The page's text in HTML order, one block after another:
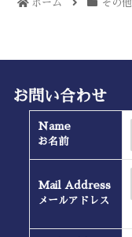
ホーム その他
お問い合わせ
Name
お名前
Mail Address
メールアドレス